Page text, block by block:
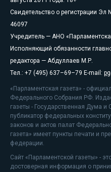
Свидетельство о регистрации
46097
Учредитель — АНО
Исполняющий обязанности
редактора — Абдуллаев М.Р.
Тел.: +7 (495) 637–69–79 E-mail:
«Парламентская газета» -
Федерального Собрания РФ.
газеты - Государственная Дума
публикатор федеральных
законов и актов палат
газета» имеет пункты печати и
федерации.
Сайт «Парламентской газеты» -
достоверная информация о